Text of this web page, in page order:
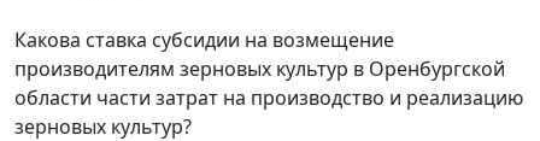
Какова ставка субсидии на возмещение
производителям зерновых культур в Оренбургской
области части затрат на производство и реализацию
зерновых культур?